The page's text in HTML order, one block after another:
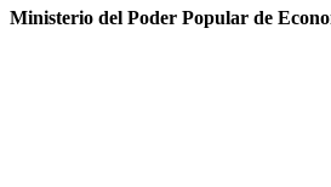
Ministerio del Poder Popular de